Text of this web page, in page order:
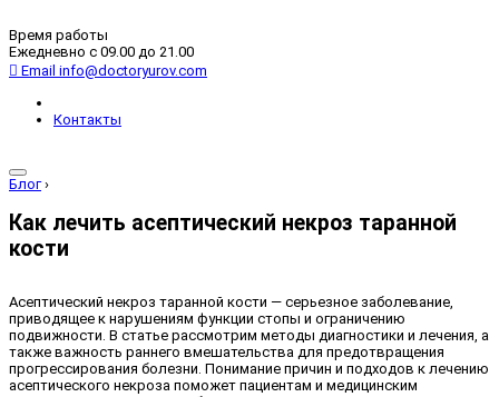
Время работы
Ежедневно с 09.00 до 21.00
Email info@doctoryurov.com
Контакты
Блог ›
Как лечить асептический некроз таранной
кости
Асептический некроз таранной кости — серьезное заболевание,
приводящее к нарушениям функции стопы и ограничению
подвижности. В статье рассмотрим методы диагностики и лечения, а
также важность раннего вмешательства для предотвращения
прогрессирования болезни. Понимание причин и подходов к лечению
асептического некроза поможет пациентам и медицинским